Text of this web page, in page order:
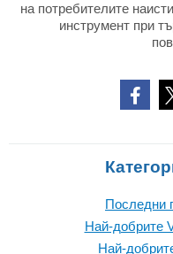
на потребителите
инструмент при
Последни
Най-добрите
Най-